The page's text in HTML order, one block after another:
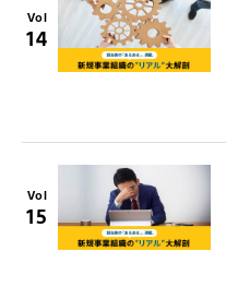
Vol
14
Vol
15